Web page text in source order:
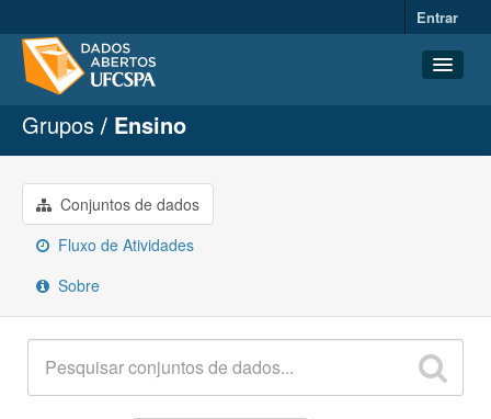
Entrar
Conjuntos de dados
Organizações
Grupos
Sobre
Grupos Ensino
Conjuntos de dados
Fluxo de Atividades
Sobre